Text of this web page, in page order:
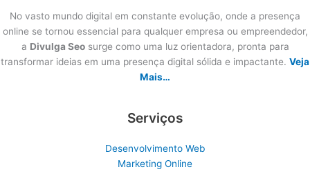
No vasto mundo digital em constante evolução, onde a presença
online se tornou essencial para qualquer empresa ou empreendedor,
a Divulga Seosurge como uma luz orientadora, pronta para
transformar ideias em uma presença digital sólida e impactante. Veja
Mais…
Serviços
Desenvolvimento Web
Marketing Online